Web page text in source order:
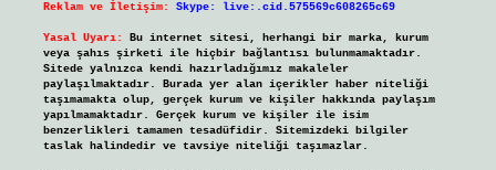
Reklam ve İletişim: Skype: live:.cid.575569c608265c69
Yasal Uyarı:
Bu internet sitesi, herhangi bir marka, kurum
veya şahıs şirketi ile hiçbir bağlantısı bulunmamaktadır.
Sitede yalnızca kendi hazırladığımız makaleler
paylaşılmaktadır. Burada yer alan içerikler haber niteliği
taşımamakta olup, gerçek kurum ve kişiler hakkında paylaşım
yapılmamaktadır. Gerçek kurum ve kişiler ile isim
benzerlikleri tamamen tesadüfidir. Sitemizdeki bilgiler
taslak halindedir ve tavsiye niteliği taşımazlar.